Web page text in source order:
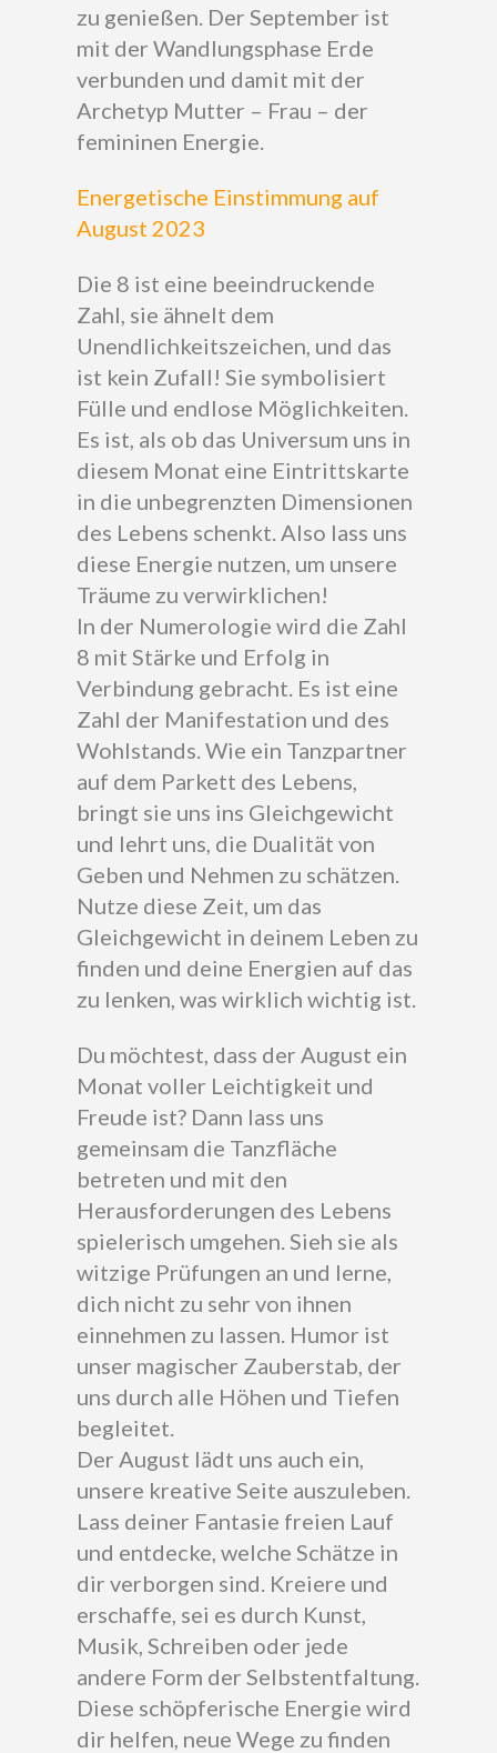
zu genießen. Der September ist
mit der Wandlungsphase Erde
verbunden und damit mit der
Archetyp Mutter – Frau – der
femininen Energie.
Energetische Einstimmung auf
August 2023
Die 8 ist eine beeindruckende
Zahl, sie ähnelt dem
Unendlichkeitszeichen, und das
ist kein Zufall! Sie symbolisiert
Fülle und endlose Möglichkeiten.
Es ist, als ob das Universum uns in
diesem Monat eine Eintrittskarte
in die unbegrenzten Dimensionen
des Lebens schenkt. Also lass uns
diese Energie nutzen, um unsere
Träume zu verwirklichen!
In der Numerologie wird die Zahl
8 mit Stärke und Erfolg in
Verbindung gebracht. Es ist eine
Zahl der Manifestation und des
Wohlstands. Wie ein Tanzpartner
auf dem Parkett des Lebens,
bringt sie uns ins Gleichgewicht
und lehrt uns, die Dualität von
Geben und Nehmen zu schätzen.
Nutze diese Zeit, um das
Gleichgewicht in deinem Leben zu
finden und deine Energien auf das
zu lenken, was wirklich wichtig ist.
Du möchtest, dass der August ein
Monat voller Leichtigkeit und
Freude ist? Dann lass uns
gemeinsam die Tanzfläche
betreten und mit den
Herausforderungen des Lebens
spielerisch umgehen. Sieh sie als
witzige Prüfungen an und lerne,
dich nicht zu sehr von ihnen
einnehmen zu lassen. Humor ist
unser magischer Zauberstab, der
uns durch alle Höhen und Tiefen
begleitet.
Der August lädt uns auch ein,
unsere kreative Seite auszuleben.
Lass deiner Fantasie freien Lauf
und entdecke, welche Schätze in
dir verborgen sind. Kreiere und
erschaffe, sei es durch Kunst,
Musik, Schreiben oder jede
andere Form der Selbstentfaltung.
Diese schöpferische Energie wird
dir helfen, neue Wege zu finden